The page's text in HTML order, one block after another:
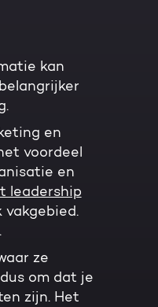
kan
en
voordeel
en
leadership
ze
om dat je
zijn. Het